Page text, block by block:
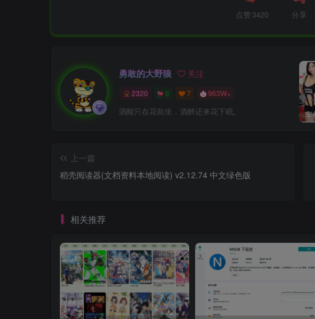
点赞 3420 分享
勇敢的大野狼 关注
2320 9 7 963W+
酒醒只在花前坐，酒醉还来花下眠。
上一篇
稻壳阅读器(文档资料本地阅读) v2.12.74 中文绿色版
相关推荐